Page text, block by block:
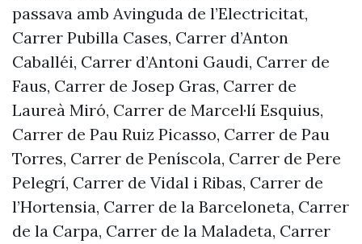
passava amb Avinguda de l’Electricitat,
Carrer Pubilla Cases, Carrer d’Anton
Caballéi, Carrer d’Antoni Gaudi, Carrer de
Faus, Carrer de Josep Gras, Carrer de
Laureà Miró, Carrer de Marcel·lí Esquius,
Carrer de Pau Ruiz Picasso, Carrer de Pau
Torres, Carrer de Peníscola, Carrer de Pere
Pelegrí, Carrer de Vidal i Ribas, Carrer de
l’Hortensia, Carrer de la Barceloneta, Carrer
de la Carpa, Carrer de la Maladeta, Carrer